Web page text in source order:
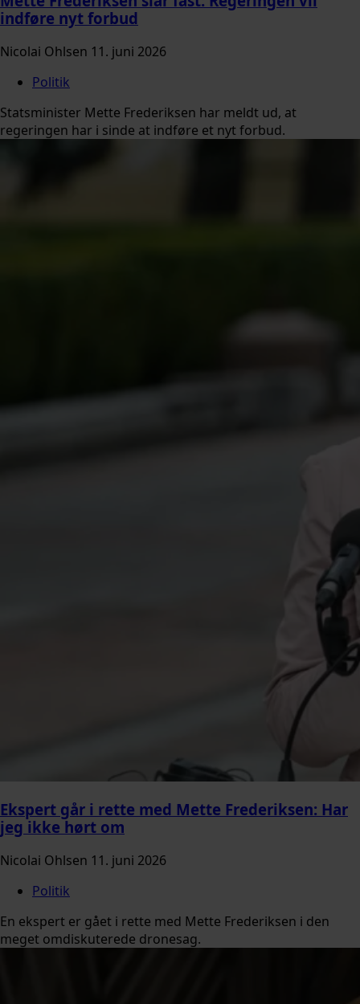
indføre nyt forbud
Nicolai Ohlsen 11. juni 2026
Politik
Statsminister Mette Frederiksen har meldt ud, at
regeringen har i sinde at indføre et nyt forbud.
Ekspert går i rette med Mette Frederiksen: Har
jeg ikke hørt om
Nicolai Ohlsen 11. juni 2026
Politik
En ekspert er gået i rette med Mette Frederiksen i den
meget omdiskuterede dronesag.